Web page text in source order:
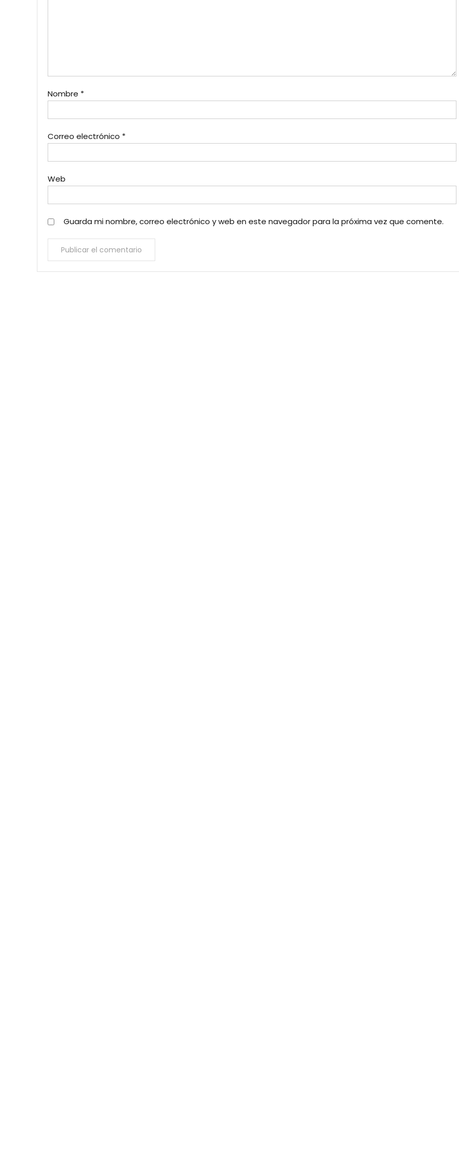
Nombre *
Correo electrónico *
Web
Guarda mi nombre, correo electrónico y web en este navegador para la próxima vez que comente.